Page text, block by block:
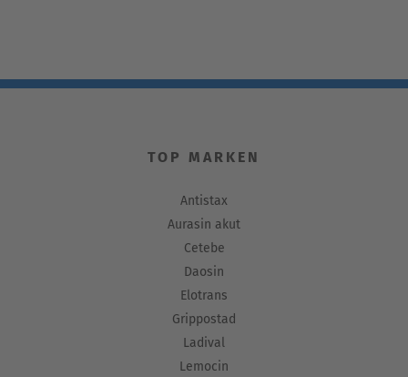
TOP MARKEN
Antistax
Aurasin akut
Cetebe
Daosin
Elotrans
Grippostad
Ladival
Lemocin